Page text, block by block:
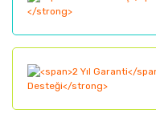
Bu ürüne benzer